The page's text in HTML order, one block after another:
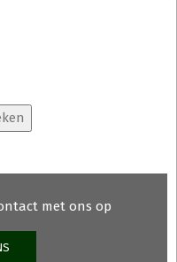
met ons op